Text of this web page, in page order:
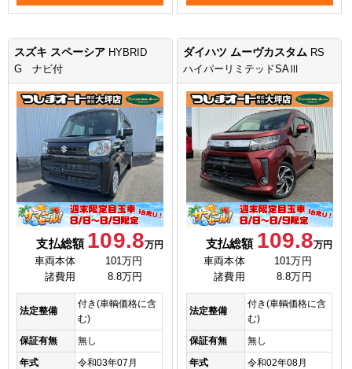
スズキ スペーシア HYBRID
G ナビ付
支払総額 109.8万円
車両本体
101万円
諸費用
8.8万円
法定整備
付き(車輌価格に含
む)
保証有無
無し
年式
令和03年07月
ダイハツ ムーヴカスタム RS
ハイパーリミテッドSAⅢ
支払総額 109.8万円
車両本体
101万円
諸費用
8.8万円
法定整備
付き(車輌価格に含
む)
保証有無
無し
年式
令和02年08月